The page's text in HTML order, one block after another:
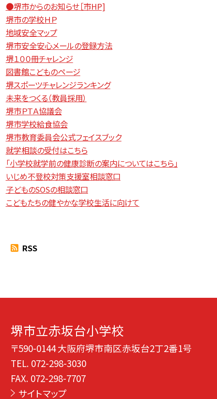
●堺市からのお知らせ［市HP]
堺市の学校ＨＰ
地域安全マップ
堺市安全安心メールの登録方法
堺１００冊チャレンジ
図書館こどものページ
堺スポーツチャレンジランキング
未来をつくる（教員採用）
堺市ＰＴＡ協議会
堺市学校給食協会
堺市教育委員会公式フェイスブック
就学相談の受付はこちら
「小学校就学前の健康診断の案内についてはこちら」
いじめ不登校対策支援室相談窓口
子どものSOSの相談窓口
こどもたちの健やかな学校生活に向けて
RSS
堺市立赤坂台小学校
〒590-0144 大阪府堺市南区赤坂台2丁2番1号
TEL. 072-298-3030
FAX. 072-298-7707
サイトマップ